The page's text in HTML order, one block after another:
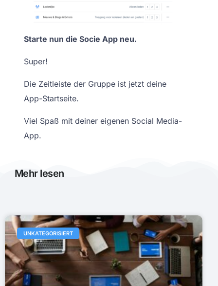
Starte nun die Socie App neu.
Super!
Die Zeitleiste der Gruppe ist jetzt deine
App-Startseite.
Viel Spaß mit deiner eigenen Social Media-
App.
Mehr lesen
UNKATEGORISIERT